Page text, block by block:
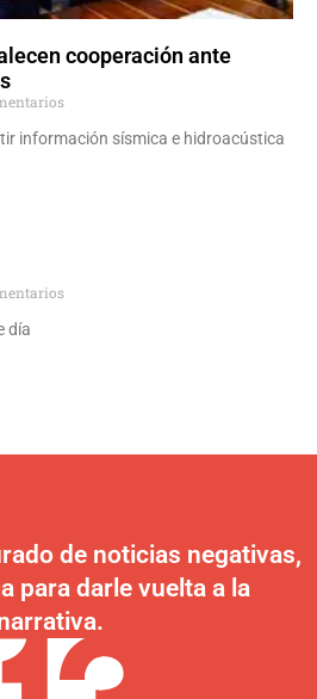
cooperación ante
información sísmica e hidroacústica
día
de noticias negativas,
para darle vuelta a la